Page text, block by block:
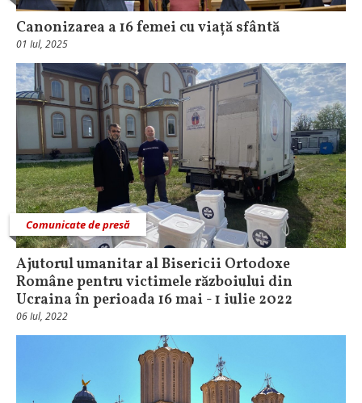
Canonizarea a 16 femei cu viață sfântă
01 Iul, 2025
Comunicate de presă
Ajutorul umanitar al Bisericii Ortodoxe
Române pentru victimele războiului din
Ucraina în perioada 16 mai - 1 iulie 2022
06 Iul, 2022